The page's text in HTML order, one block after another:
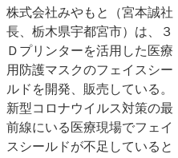
SDGs・地域
ポストプレス ビジ
市場・統計
人事・移転・異動・訃報
特集記事カテゴリー一覧
2022 見える化・MIS特集
特集・デジタル印刷 アイデアで勝負
JAPAN PACK 2023 特集
中古印刷
株式会社みやもと（宮本誠社
長、栃木県宇都宮市）は、３
Ｄプリンターを活用した医療
用防護マスクのフェイスシー
ルドを開発、販売している。
新型コロナウイルス対策の最
前線にいる医療現場でフェイ
スシールドが不足していると